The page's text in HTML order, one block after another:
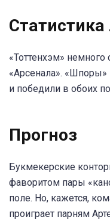
«Тоттенхэм» немного
«Арсенала».
и победили в обоих
Прогноз
Букмекерские
фаворитом пары
поле. Но, кажется,
проиграет парням